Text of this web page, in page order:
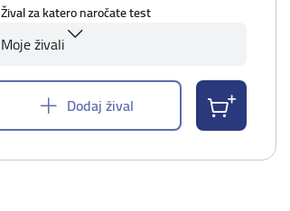
Žival za katero naročate test
Moje živali
Dodaj žival